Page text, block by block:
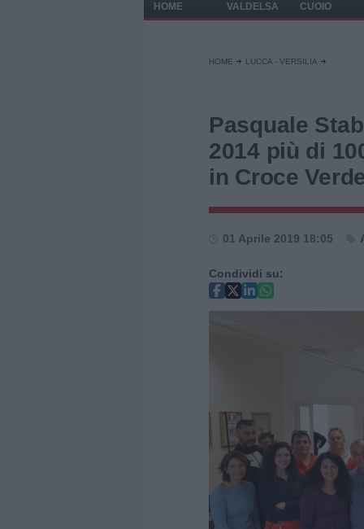
HOME
VALDELSA
CUOIO
HOME LUCCA - VERSILIA
Pasquale
2014 più di
in Croce
01 Aprile 2019 18:05
Condividi su: